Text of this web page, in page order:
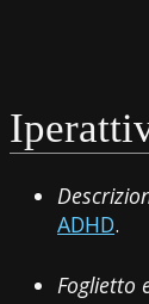
ADHD.
Foglietto